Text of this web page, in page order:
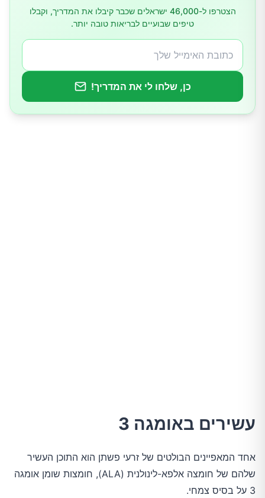
מקדמים ירידה במשקל
מקור צמחי מצוין לחלבון
איך מומלץ לצרוך זרעי פשתן?
הצטרפו ל-46,000 ישראלים שכבר קיבלו את המדריך, וקבלו
טיפים שבועיים לבריאות טובה יותר.
כן, שלחו לי את המדריך!
עשירים באומגה 3
אחד המאפיינים הבולטים של זרעי פשתן הוא התוכן העשיר
שלהם של חומצה אלפא-לינולנית (ALA), חומצות שומן אומגה
3 על בסיס צמחי.